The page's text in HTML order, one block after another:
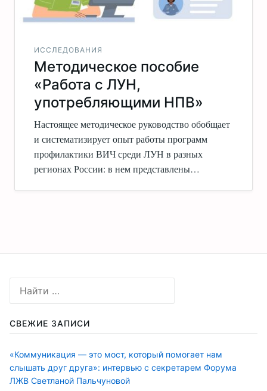
ИССЛЕДОВАНИЯ
Методическое пособие
«Работа с ЛУН,
употребляющими НПВ»
Настоящее методическое руководство обобщает
и систематизирует опыт работы программ
профилактики ВИЧ среди ЛУН в разных
регионах России: в нем представлены…
СВЕЖИЕ ЗАПИСИ
«Коммуникация — это мост, который помогает нам
слышать друг друга»: интервью с секретарем Форума
ЛЖВ Светланой Пальчуновой